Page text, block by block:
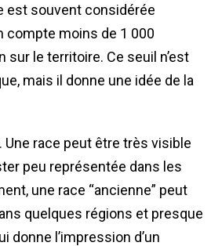
est souvent considérée
compte moins de 1 000
sur le territoire. Ce seuil n’est
mais il donne une idée de la
Une race peut être très visible
peu représentée dans les
une race “ancienne” peut
quelques régions et presque
donne l’impression d’un